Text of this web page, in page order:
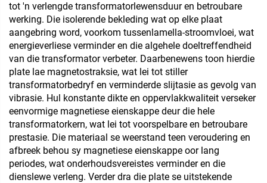
tot 'n verlengde transformatorlewensduur en betroubare
werking. Die isolerende bekleding wat op elke plaat
aangebring word, voorkom tussenlamella-stroomvloei, wat
energieverliese verminder en die algehele doeltreffendheid
van die transformator verbeter. Daarbenewens toon hierdie
plate lae magnetostraksie, wat lei tot stiller
transformatorbedryf en verminderde slijtasie as gevolg van
vibrasie. Hul konstante dikte en oppervlakkwaliteit verseker
eenvormige magnetiese eienskappe deur die hele
transformatorkern, wat lei tot voorspelbare en betroubare
prestasie. Die materiaal se weerstand teen veroudering en
afbreek behou sy magnetiese eienskappe oor lang
periodes, wat onderhoudsvereistes verminder en die
dienslewe verleng. Verder dra die plate se uitstekende